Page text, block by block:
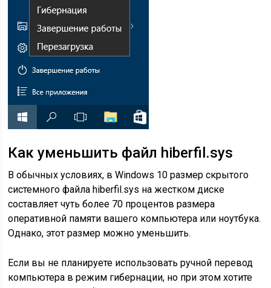
Как уменьшить файл hiberfil.sys
В обычных условиях, в Windows 10 размер скрытого
системного файла hiberfil.sys на жестком диске
составляет чуть более 70 процентов размера
оперативной памяти вашего компьютера или ноутбука.
Однако, этот размер можно уменьшить.
Если вы не планируете использовать ручной перевод
компьютера в режим гибернации, но при этом хотите